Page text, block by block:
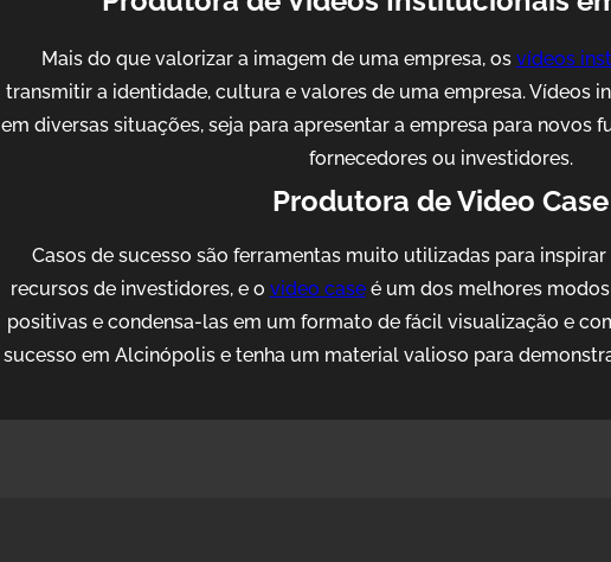
Mais do que valorizar a imagem de uma empresa, os vídeos
transmitir a identidade, cultura e valores de uma empresa. Vídeos
em diversas situações, seja para apresentar a empresa para novos
fornecedores ou investidores.
Produtora de Video Case
Casos de sucesso são ferramentas muito utilizadas para
recursos de investidores, e o video caseé um dos melhores
positivas e condensa-las em um formato de fácil visualização e
sucesso em Alcinópolis e tenha um material valioso para